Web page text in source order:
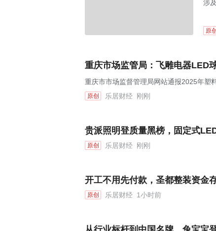
涉
原创
重庆市场监管局：飞雕电器LED
重庆市市场监督管理局网站通报2025年塑
原创 乐居财经 刚刚
贵派照明登质量黑榜，固定式
原创 乐居财经 刚刚
开工不用先付款，圣都整装资金
原创 乐居财经 1小时前